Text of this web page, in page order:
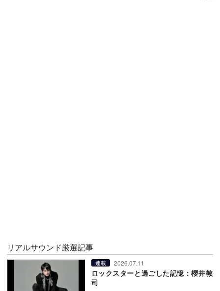
リアルサウンド厳選記事
連載 2026.07.11
ロックスターと過ごした記憶：櫻井敦
司